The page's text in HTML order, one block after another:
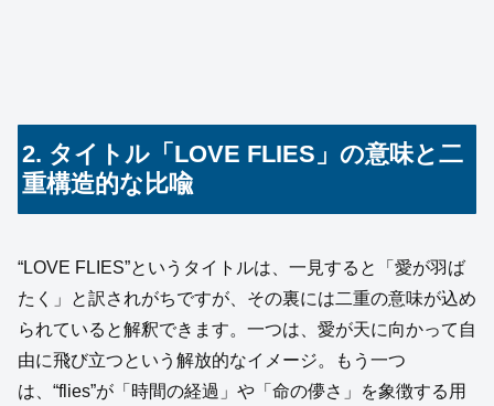
2. タイトル「LOVE FLIES」の意味と二
重構造的な比喩
“LOVE FLIES”というタイトルは、一見すると「愛が羽ば
たく」と訳されがちですが、その裏には二重の意味が込め
られていると解釈できます。一つは、愛が天に向かって自
由に飛び立つという解放的なイメージ。もう一つ
は、“flies”が「時間の経過」や「命の儚さ」を象徴する用